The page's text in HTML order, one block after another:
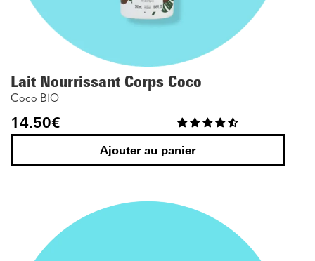
Lait Nourrissant Corps Coco
Coco BIO
14.50€
Ajouter au panier